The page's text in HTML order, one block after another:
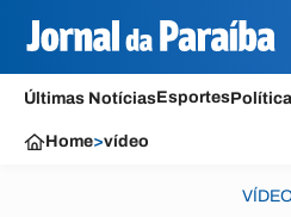
Últimas NotíciasEsportesPolítica
Home>vídeo